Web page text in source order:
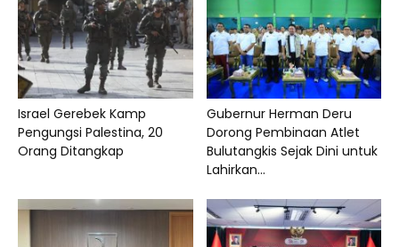
Israel Gerebek Kamp
Pengungsi Palestina, 20
Orang Ditangkap
Gubernur Herman Deru
Dorong Pembinaan Atlet
Bulutangkis Sejak Dini untuk
Lahirkan...